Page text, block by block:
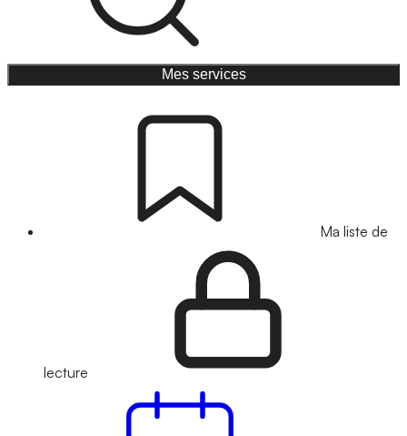
Mes services
Ma liste de
lecture